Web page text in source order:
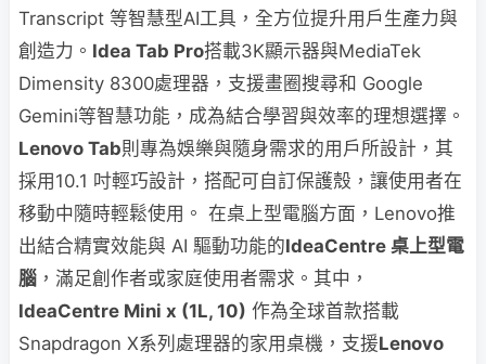
Transcript 等智慧型AI工具，全方位提升用戶生產力與
創造力。 Idea Tab Pro搭載3K顯示器與MediaTek
Dimensity 8300處理器，支援畫圈搜尋和 Google
Gemini等智慧功能，成為結合學習與效率的理想選擇。
Lenovo Tab則專為娛樂與隨身需求的用戶所設計，其
採用10.1 吋輕巧設計，搭配可自訂保護殼，讓使用者在
移動中隨時輕鬆使用。 在桌上型電腦方面，Lenovo推
出結合精實效能與 AI 驅動功能的IdeaCentre 桌上型電
腦 ，滿足創作者或家庭使用者需求。其中，
IdeaCentre Mini x (1L, 10) 作為全球首款搭載
Snapdragon X系列處理器的家用桌機，支援Lenovo